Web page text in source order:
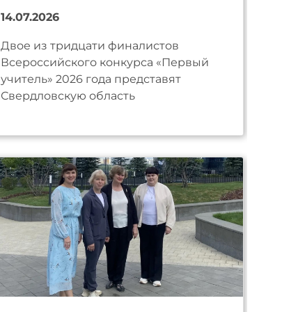
14.07.2026
Двое из тридцати финалистов
Всероссийского конкурса «Первый
учитель» 2026 года представят
Свердловскую область